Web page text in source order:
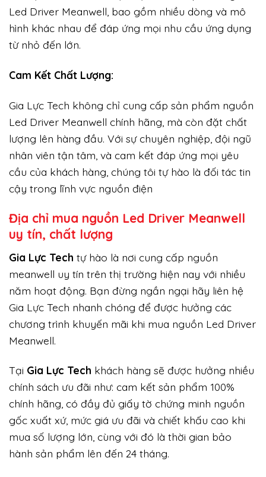
Led Driver Meanwell, bao gồm nhiều dòng và mô
hình khác nhau để đáp ứng mọi nhu cầu ứng dụng
từ nhỏ đến lớn.
Cam Kết Chất Lượng:
Gia Lực Tech không chỉ cung cấp sản phẩm nguồn
Led Driver Meanwell chính hãng, mà còn đặt chất
lượng lên hàng đầu. Với sự chuyên nghiệp, đội ngũ
nhân viên tận tâm, và cam kết đáp ứng mọi yêu
cầu của khách hàng, chúng tôi tự hào là đối tác tin
cậy trong lĩnh vực nguồn điện
Địa chỉ mua nguồn Led Driver Meanwell
uy tín, chất lượng
Gia Lực Tech tự hào là nơi cung cấp nguồn
meanwell uy tín trên thị trường hiện nay với nhiều
năm hoạt động. Bạn đừng ngần ngại hãy liên hệ
Gia Lực Tech nhanh chóng để được hưởng các
chương trình khuyến mãi khi mua nguồn Led Driver
Meanwell.
Tại Gia Lực Tech khách hàng sẽ được hưởng nhiều
chính sách ưu đãi như: cam kết sản phẩm 100%
chính hãng, có đầy đủ giấy tờ chứng minh nguồn
gốc xuất xứ, mức giá ưu đãi và chiết khấu cao khi
mua số lượng lớn, cùng với đó là thời gian bảo
hành sản phẩm lên đến 24 tháng.